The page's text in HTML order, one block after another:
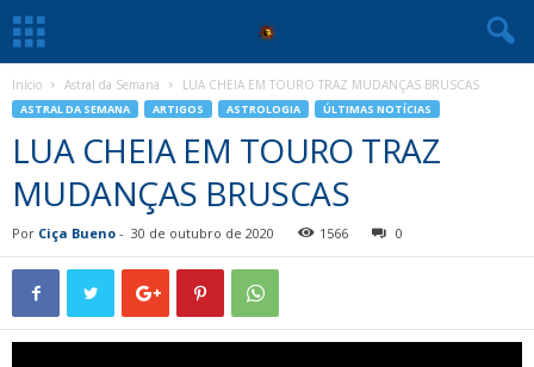
Início Astral da Semana LUA CHEIA EM TOURO TRAZ MUDANÇAS BRUSCAS
ASTRAL DA SEMANA ARTIGOS ASTROLOGIA ÚLTIMAS NOTÍCIAS
LUA CHEIA EM TOURO TRAZ
MUDANÇAS BRUSCAS
Por Ciça Bueno - 30 de outubro de 2020 1566 0